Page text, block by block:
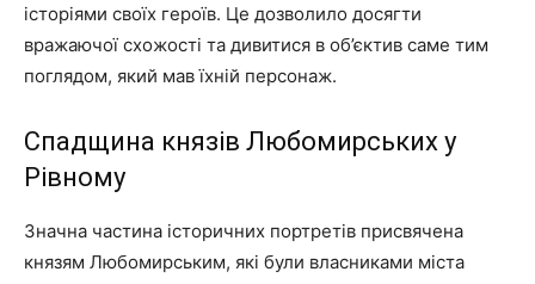
історіями своїх героїв. Це дозволило досягти
вражаючої схожості та дивитися в об’єктив саме тим
поглядом, який мав їхній персонаж.
Спадщина князів Любомирських у
Рівному
Значна частина історичних портретів присвячена
князям Любомирським, які були власниками міста